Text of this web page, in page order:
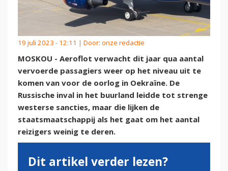
19 juli 2023 - 12:11 | Door: onze redactie
MOSKOU - Aeroflot verwacht dit jaar qua aantal
vervoerde passagiers weer op het niveau uit te
komen van voor de oorlog in Oekraïne. De
Russische inval in het buurland leidde tot strenge
westerse sancties, maar die lijken de
staatsmaatschappij als het gaat om het aantal
reizigers weinig te deren.
Dit artikel verder lezen?